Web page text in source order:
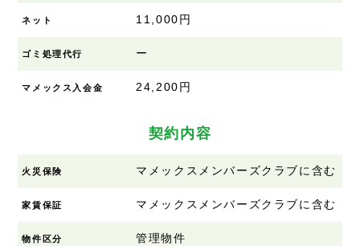
ネット 11,000円
ゴミ処理代行 ー
マメックス入会金 24,200円
契約内容
火災保険 マメックスメンバーズクラブに含む
家賃保証 マメックスメンバーズクラブに含む
物件区分 管理物件